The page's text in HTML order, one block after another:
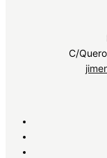
C/